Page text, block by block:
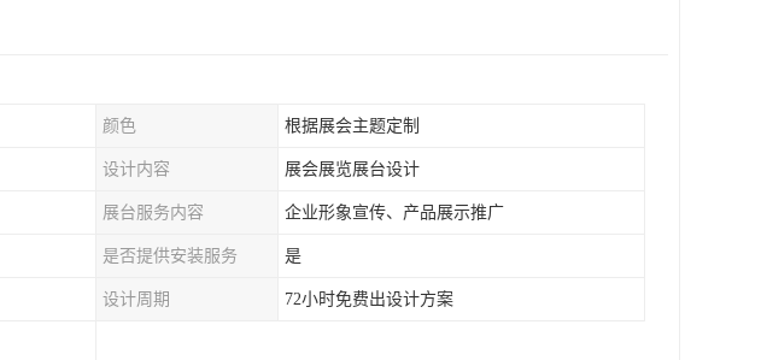
颜色 根据展会主题定制
设计内容 展会展览展台设计
展台服务内容 企业形象宣传、产品展示推广
是否提供安装服务 是
设计周期 72小时免费出设计方案